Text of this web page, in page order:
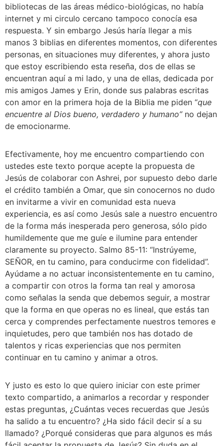
bibliotecas de las áreas médico-biológicas, no había
internet y mi circulo cercano tampoco conocía esa
respuesta. Y sin embargo Jesús haría llegar a mis
manos 3 biblias en diferentes momentos, con diferentes
personas, en situaciones muy diferentes, y ahora justo
que estoy escribiendo esta reseña, dos de ellas se
encuentran aquí a mi lado, y una de ellas, dedicada por
mis amigos James y Erin, donde sus palabras escritas
con amor en la primera hoja de la Biblia me piden “que
encuentre al Dios bueno, verdadero y humano” no dejan
de emocionarme.
Efectivamente, hoy me encuentro compartiendo con
ustedes este texto porque acepte la propuesta de
Jesús de colaborar con Ashrei, por supuesto debo darle
el crédito también a Omar, que sin conocernos no dudo
en invitarme a vivir en comunidad esta nueva
experiencia, es así como Jesús sale a nuestro encuentro
de la forma más inesperada pero generosa, sólo pido
humildemente que me guíe e ilumine para entender
claramente su proyecto. Salmo 85-11: “Instrúyeme,
SEÑOR, en tu camino, para conducirme con fidelidad”.
Ayúdame a no actuar inconsistentemente en tu camino,
a compartir con otros la forma tan real y amorosa
como señalas la senda que debemos seguir, a mostrar
que la forma en que operas no es lineal, que estás tan
cerca y comprendes perfectamente nuestros temores e
inquietudes, pero que también nos has dotado de
talentos y ricas experiencias que nos permiten
continuar en tu camino y animar a otros.
Y justo es esto lo que quiero iniciar con este primer
texto compartido, a animarlos a recordar y responder
estas preguntas, ¿Cuántas veces recuerdas que Jesús
ha salido a tu encuentro? ¿Ha sido fácil decir sí a su
llamado? ¿Porqué consideras que para algunos es más